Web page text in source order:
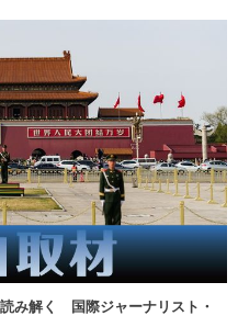
み解く 国際ジャーナリスト・